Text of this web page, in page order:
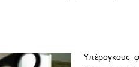
Υπέρογκους